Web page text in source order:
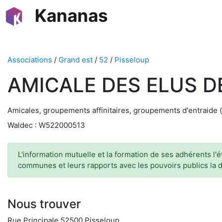
Kananas
Associations / Grand est / 52 / Pisseloup
AMICALE DES ELUS
Amicales, groupements affinitaires, groupements
Waldec : W522000513
L'information mutuelle et la formation de ses adhérents
communes et leurs rapports avec les pouvoirs publics
Nous trouver